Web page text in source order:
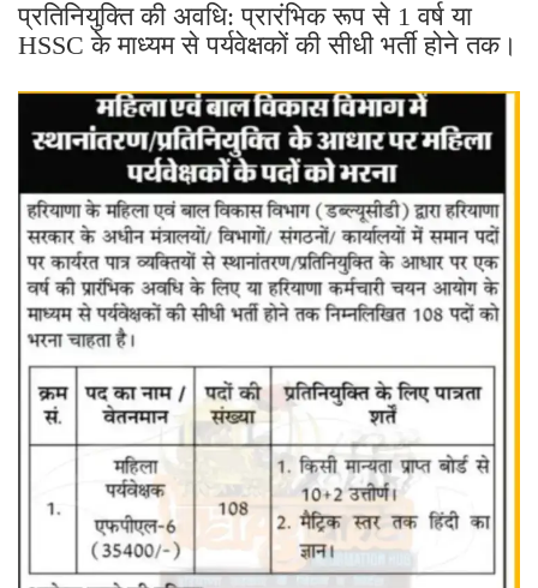
प्रतिनियुक्ति की अवधि: प्रारंभिक रूप से 1 वर्ष या
HSSC के माध्यम से पर्यवेक्षकों की सीधी भर्ती होने तक।